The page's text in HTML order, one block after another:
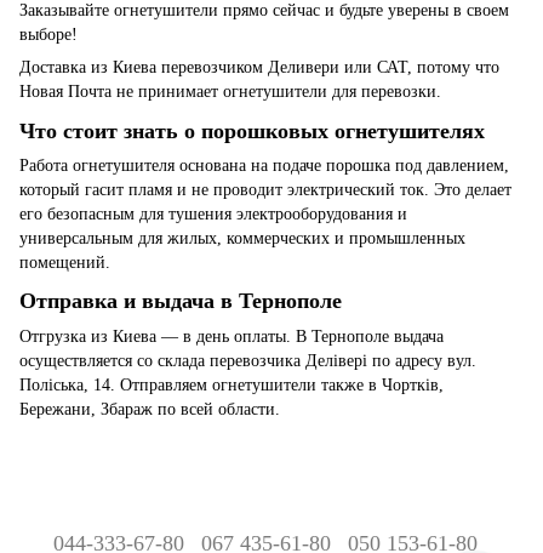
Заказывайте огнетушители прямо сейчас и будьте уверены в своем
выборе!
Доставка из Киева перевозчиком Деливери или САТ, потому что
Новая Почта не принимает огнетушители для перевозки.
Что стоит знать о порошковых огнетушителях
Работа огнетушителя основана на подаче порошка под давлением,
который гасит пламя и не проводит электрический ток. Это делает
его безопасным для тушения электрооборудования и
универсальным для жилых, коммерческих и промышленных
помещений.
Отправка и выдача в Тернополе
Отгрузка из Киева — в день оплаты. В Тернополе выдача
осуществляется со склада перевозчика Делівері по адресу вул.
Поліська, 14. Отправляем огнетушители также в Чортків,
Бережани, Збараж по всей области.
044-333-67-80 067 435-61-80 050 153-61-80